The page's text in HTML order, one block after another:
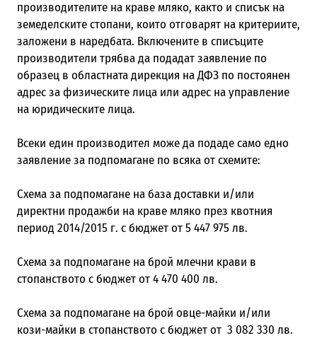
производителите на краве мляко, както и списък на
земеделските стопани, които отговарят на критериите,
заложени в наредбата. Включените в списъците
производители трябва да подадат заявление по
образец в областната дирекция на ДФЗ по постоянен
адрес за физическите лица или адрес на управление
на юридическите лица.
Всеки един производител може да подаде само едно
заявление за подпомагане по всяка от схемите:
Схема за подпомагане на база доставки и/или
директни продажби на краве мляко през квотния
период 2014/2015 г. с бюджет от 5 447 975 лв.
Схема за подпомагане на брой млечни крави в
стопанството с бюджет от 4 470 400 лв.
Схема за подпомагане на брой овце-майки и/или
кози-майки в стопанството с бюджет от 3 082 330 лв.